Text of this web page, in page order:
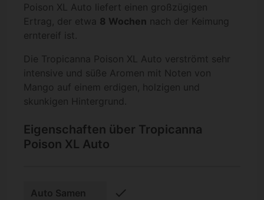
Poison XL Auto liefert einen großzügigen
Ertrag, der etwa 8 Wochen nach der Keimung
erntereif ist.
Die Tropicanna Poison XL Auto verströmt sehr
intensive und süße Aromen mit Noten von
Mango auf einem erdigen, holzigen und
skunkigen Hintergrund.
Eigenschaften über Tropicanna
Poison XL Auto
Auto Samen check